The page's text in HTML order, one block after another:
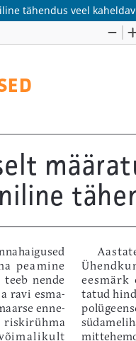
tähendus veel kaheldav